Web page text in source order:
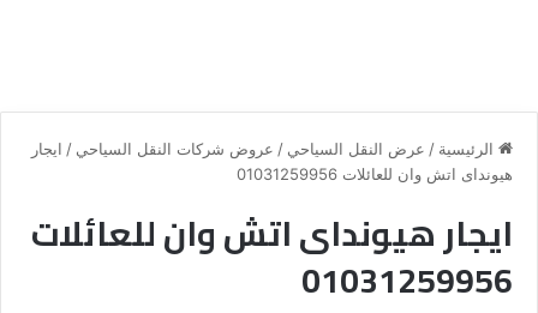
الرئيسية / عرض النقل السياحي / عروض شركات النقل السياحي / ايجار
هيونداى اتش وان للعائلات 01031259956
ايجار هيونداى اتش وان للعائلات
01031259956